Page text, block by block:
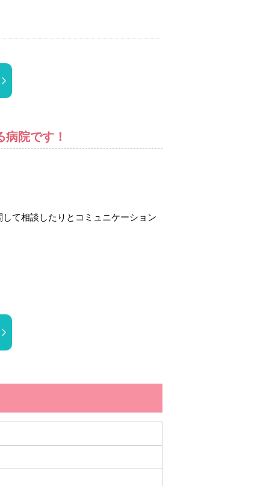
院です！
て相談したりとコミュニケーション